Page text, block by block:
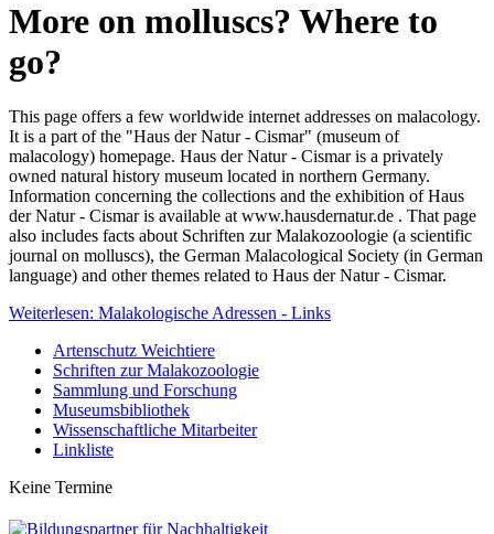
More on molluscs? Where to
go?
This page offers a few worldwide internet addresses on malacology.
It is a part of the "Haus der Natur - Cismar" (museum of
malacology) homepage. Haus der Natur - Cismar is a privately
owned natural history museum located in northern Germany.
Information concerning the collections and the exhibition of Haus
der Natur - Cismar is available at www.hausdernatur.de . That page
also includes facts about Schriften zur Malakozoologie (a scientific
journal on molluscs), the German Malacological Society (in German
language) and other themes related to Haus der Natur - Cismar.
Weiterlesen: Malakologische Adressen - Links
Artenschutz Weichtiere
Schriften zur Malakozoologie
Sammlung und Forschung
Museumsbibliothek
Wissenschaftliche Mitarbeiter
Linkliste
Keine Termine